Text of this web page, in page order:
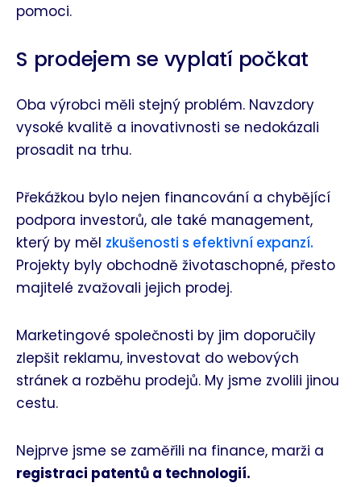
pomoci.
S prodejem se vyplatí počkat
Oba výrobci měli stejný problém. Navzdory
vysoké kvalitě a inovativnosti se nedokázali
prosadit na trhu.
Překážkou bylo nejen financování a chybějící
podpora investorů, ale také management,
který by měl zkušenosti s efektivní expanzí.
Projekty byly obchodně životaschopné, přesto
majitelé zvažovali jejich prodej.
Marketingové společnosti by jim doporučily
zlepšit reklamu, investovat do webových
stránek a rozběhu prodejů. My jsme zvolili jinou
cestu.
Nejprve jsme se zaměřili na finance, marži a
registraci patentů a technologií.